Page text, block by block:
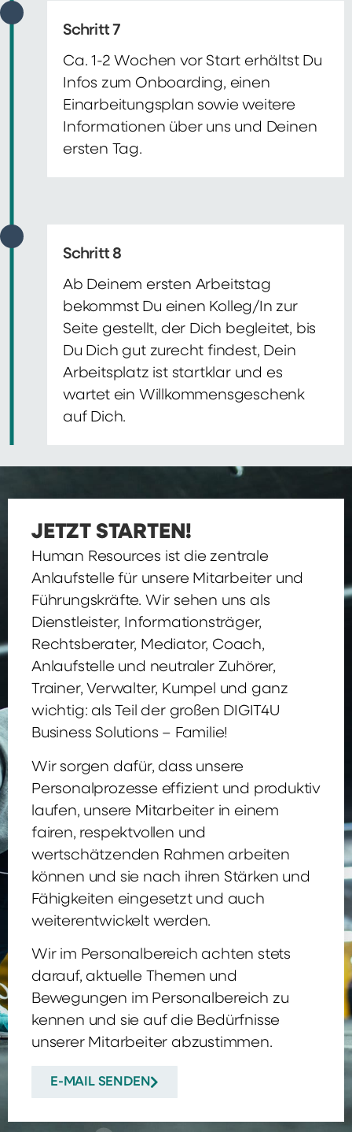
Schritt 7
Ca. 1-2 Wochen vor Start erhältst Du
Infos zum Onboarding, einen
Einarbeitungsplan sowie weitere
Informationen über uns und Deinen
ersten Tag.
Schritt 8
Ab Deinem ersten Arbeitstag
bekommst Du einen Kolleg/In zur
Seite gestellt, der Dich begleitet, bis
Du Dich gut zurecht findest, Dein
Arbeitsplatz ist startklar und es
wartet ein Willkommensgeschenk
auf Dich.
JETZT STARTEN!
Human Resources ist die zentrale
Anlaufstelle für unsere Mitarbeiter und
Führungskräfte. Wir sehen uns als
Dienstleister, Informationsträger,
Rechtsberater, Mediator, Coach,
Anlaufstelle und neutraler Zuhörer,
Trainer, Verwalter, Kumpel und ganz
wichtig: als Teil der großen DIGIT4U
Business Solutions – Familie!
Wir sorgen dafür, dass unsere
Personalprozesse effizient und produktiv
laufen, unsere Mitarbeiter in einem
fairen, respektvollen und
wertschätzenden Rahmen arbeiten
können und sie nach ihren Stärken und
Fähigkeiten eingesetzt und auch
weiterentwickelt werden.
Wir im Personalbereich achten stets
darauf, aktuelle Themen und
Bewegungen im Personalbereich zu
kennen und sie auf die Bedürfnisse
unserer Mitarbeiter abzustimmen.
E-MAIL SENDEN